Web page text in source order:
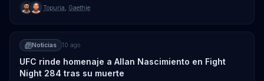
Topuria Gaethje
Noticias 10 ago
UFC rinde homenaje a Allan Nascimiento en Fight
Night 284 tras su muerte